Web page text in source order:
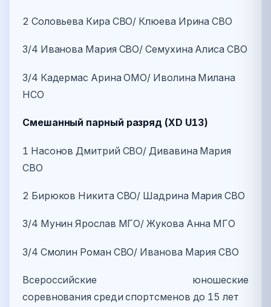
2 Соловьева Кира СВО/ Клюева Ирина СВО
3/4 Иванова Мария СВО/ Семухина Алиса СВО
3/4 Кадермас Арина ОМО/ Иволина Милана
НСО
Смешанный парный разряд (XD U13)
1 Насонов Дмитрий СВО/ Дивавина Мария
СВО
2 Бирюков Никита СВО/ Шадрина Мария СВО
3/4 Мунин Ярослав МГО/ Жукова Анна МГО
3/4 Смолин Роман СВО/ Иванова Мария СВО
Всероссийские юношеские
соревнования среди спортсменов до 15 лет